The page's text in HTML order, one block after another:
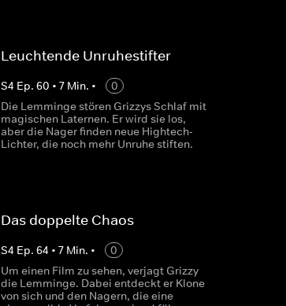
Leuchtende Unruhestifter
S4 Ep. 60 • 7Min. •
0
Die Lemminge stören Grizzys Schlaf mit
magischen Laternen. Er wird sie los,
aber die Nager finden neue Hightech-
Lichter, die noch mehr Unruhe stiften.
Das doppelte Chaos
S4 Ep. 64 • 7Min. •
0
Um einen Film zu sehen, verjagt Grizzy
die Lemminge. Dabei entdeckt er Klone
von sich und den Nagern, die eine